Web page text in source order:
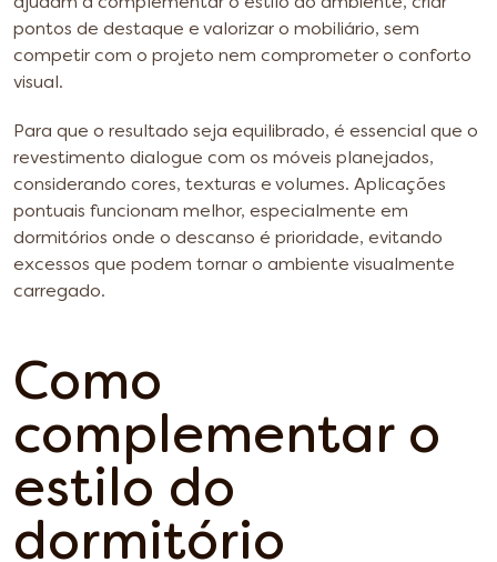
ajudam a complementar o estilo do ambiente, criar
pontos de destaque e valorizar o mobiliário, sem
competir com o projeto nem comprometer o conforto
visual.
Para que o resultado seja equilibrado, é essencial que o
revestimento dialogue com os móveis planejados,
considerando cores, texturas e volumes. Aplicações
pontuais funcionam melhor, especialmente em
dormitórios onde o descanso é prioridade, evitando
excessos que podem tornar o ambiente visualmente
carregado.
Como
complementar o
estilo do
dormitório